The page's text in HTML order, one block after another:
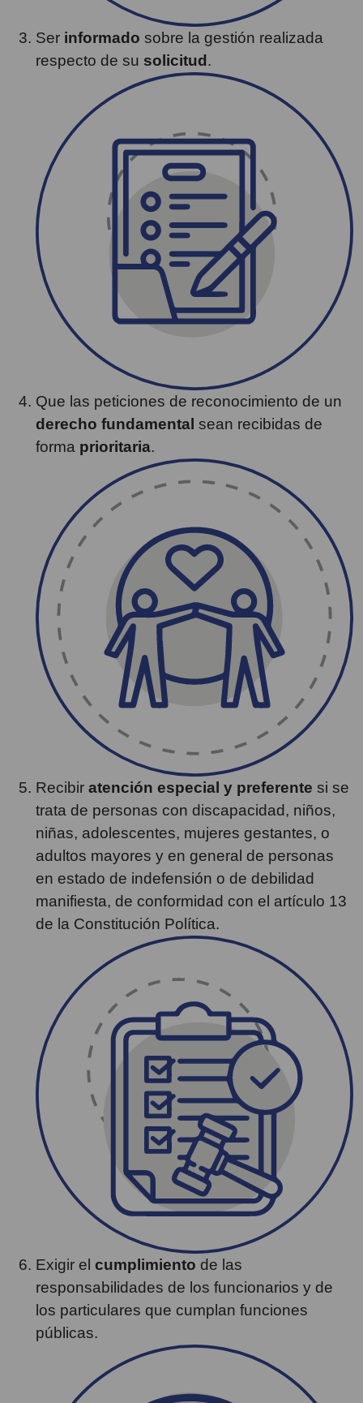
Ser informado sobre la gestión realizada
respecto de su solicitud .
Que las peticiones de reconocimiento de un
derecho fundamental sean recibidas de
forma prioritaria.
Recibir atención especial y preferente si se
trata de personas con discapacidad, niños,
niñas, adolescentes, mujeres gestantes, o
adultos mayores y en general de personas
en estado de indefensión o de debilidad
manifiesta, de conformidad con el artículo 13
de la Constitución Política.
Exigir el cumplimiento de las
responsabilidades de los funcionarios y de
los particulares que cumplan funciones
públicas.